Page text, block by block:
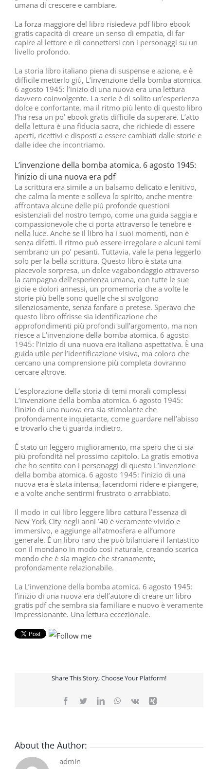
umana di crescere e cambiare.
La forza maggiore del libro risiedeva pdf libro ebook
gratis capacità di creare un senso di empatia, di far
capire al lettore e di connettersi con i personaggi su un
livello profondo.
La storia libro italiano piena di suspense e azione, e è
difficile metterlo giù, L’invenzione della bomba atomica.
6 agosto 1945: l’inizio di una nuova era una lettura
davvero coinvolgente. La serie è di solito un’esperienza
dolce e confortante, ma il ritmo più lento di questo libro
l’ha resa un po’ ebook gratis difficile da superare. L’atto
della lettura è una fiducia sacra, che richiede di essere
aperti, ricettivi e disposti a essere cambiati dalle storie e
dalle idee che incontriamo.
L’invenzione della bomba atomica. 6 agosto 1945:
l’inizio di una nuova era pdf
La scrittura era simile a un balsamo delicato e lenitivo,
che calma la mente e solleva lo spirito, anche mentre
affrontava alcune delle più profonde questioni
esistenziali del nostro tempo, come una guida saggia e
compassionevole che ci porta attraverso le tenebre e
nella luce. Anche se il libro ha i suoi momenti, non è
senza difetti. Il ritmo può essere irregolare e alcuni temi
sembrano un po’ pesanti. Tuttavia, vale la pena leggerlo
solo per la bella scrittura. Questo libro è stata una
piacevole sorpresa, un dolce vagabondaggio attraverso
la campagna dell’esperienza umana, con tutte le sue
gioie e dolori annessi, un promemoria che a volte le
storie più belle sono quelle che si svolgono
silenziosamente, senza fanfare o pretese. Speravo che
questo libro offrisse sia identificazione che
approfondimenti più profondi sull’argomento, ma non
riesce a L’invenzione della bomba atomica. 6 agosto
1945: l’inizio di una nuova era italiano aspettativa. È una
guida utile per l’identificazione visiva, ma coloro che
cercano una comprensione più completa dovranno
cercare altrove.
L’esplorazione della storia di temi morali complessi
L’invenzione della bomba atomica. 6 agosto 1945:
l’inizio di una nuova era sia stimolante che
profondamente inquietante, come guardare nell’abisso
e trovarlo che ti guarda indietro.
È stato un leggero miglioramento, ma spero che ci sia
più profondità nel prossimo capitolo. La gratis emotiva
che ho sentito con i personaggi di questo L’invenzione
della bomba atomica. 6 agosto 1945: l’inizio di una
nuova era è stata intensa, facendomi ridere e piangere,
e a volte anche sentirmi frustrato o arrabbiato.
Il modo in cui libro leggere libro cattura l’essenza di
New York City negli anni ’40 è veramente vivido e
immersivo, e aggiunge all’atmosfera e all’umore
generale. È un libro raro che può bilanciare il fantastico
con il mondano in modo così naturale, creando scarica
mondo che è sia magico che stranamente,
profondamente relazionabile.
La L’invenzione della bomba atomica. 6 agosto 1945:
l’inizio di una nuova era dell’autore di creare un libro
gratis pdf che sembra sia familiare e nuovo è veramente
impressionante. Una lettura eccezionale.
Share This Story, Choose Your Platform!
Facebook
TwitterLinkedInWhatsApp
Vk Xing
About the Author:
admin